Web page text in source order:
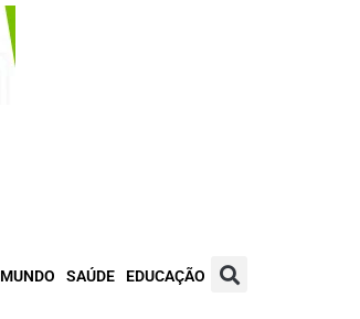
MUNDO SAÚDE EDUCAÇÃO